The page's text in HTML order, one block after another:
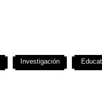
Investigación